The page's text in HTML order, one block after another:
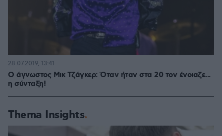
Ο άγνωστος Μικ Τζάγκερ: Όταν ήταν στα 20 τον ένοιαζε...
η σύνταξη!
28.07.2019, 13:41
Thema Insights